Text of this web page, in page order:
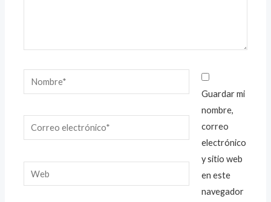
Nombre*
Correo
electrónico*
Web
Guardar mi
nombre,
correo
electrónico
y sitio web
en este
navegador